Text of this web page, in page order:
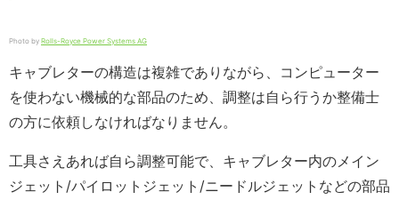
Photo by Rolls-Royce Power Systems AG
キャブレターの構造は複雑でありながら、コンピューター
を使わない機械的な部品のため、調整は自ら行うか整備士
の方に依頼しなければなりません。
工具さえあれば自ら調整可能で、キャブレター内のメイン
ジェット/パイロットジェット/ニードルジェットなどの部品